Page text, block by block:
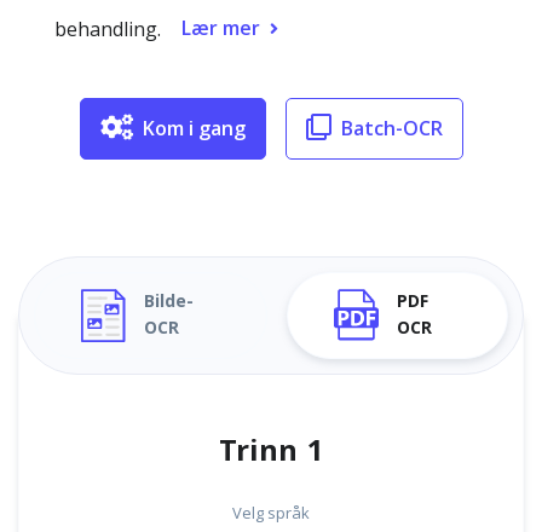
behandling.
Lær mer
Kom i gang Batch-OCR
Bilde-
OCR
PDF
OCR
Trinn 1
Velg språk